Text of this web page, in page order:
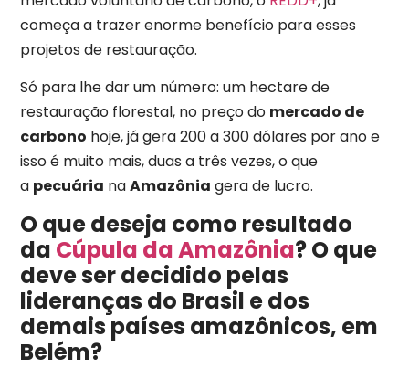
começa a trazer enorme benefício para esses
projetos de restauração.
Só para lhe dar um número: um hectare de
restauração florestal, no preço do mercado de
carbono hoje, já gera 200 a 300 dólares por ano e
isso é muito mais, duas a três vezes, o que
a pecuária naAmazônia gera de lucro.
O que deseja como resultado
da Cúpula da Amazônia? O que
deve ser decidido pelas
lideranças do Brasil e dos
demais países amazônicos, em
Belém?